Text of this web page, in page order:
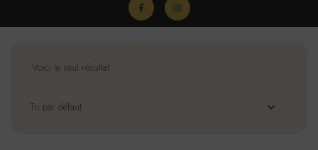
Voici le seul résultat